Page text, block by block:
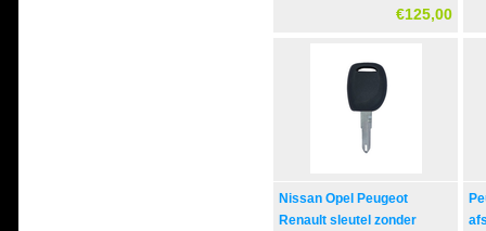
€125,00
Nissan Opel Peugeot
Renault sleutel zonder